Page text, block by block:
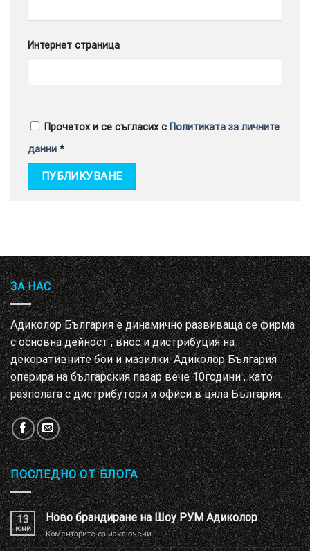
Интернет страница
Прочетох и се съгласих с Политиката за личните
данни *
ЗА НАС
Адиколор България е динамично развиваща се фирма
с основна дейност , внос и дистрибуция на
декоративните бои и мазилки. Адиколор България
оперира на българския пазар вече 10години , като
разполага с дистрибутори и офиси в цяла България.
ПОСЛЕДНО ОТ БЛОГА
13
юни
Ново брандиране на Шоу РУМ Адиколор
Коментарите са изключениза
Ново